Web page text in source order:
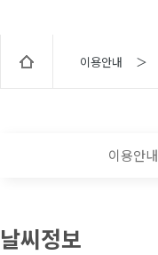
이용안내 ＞
이용안내
날씨정보